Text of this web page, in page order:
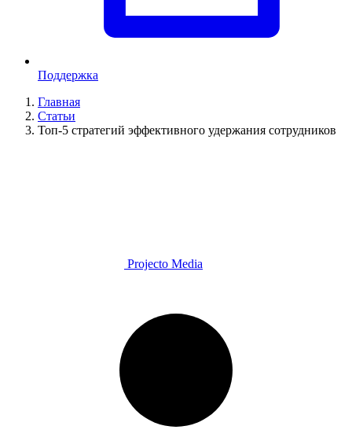
Поддержка
Главная
Статьи
Топ-5 стратегий эффективного удержания сотрудников
Projecto Media